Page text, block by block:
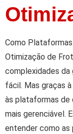
Como
Otimização de
complexidades
fácil. Mas graças
às plataformas de
mais gerenciável.
entender como as